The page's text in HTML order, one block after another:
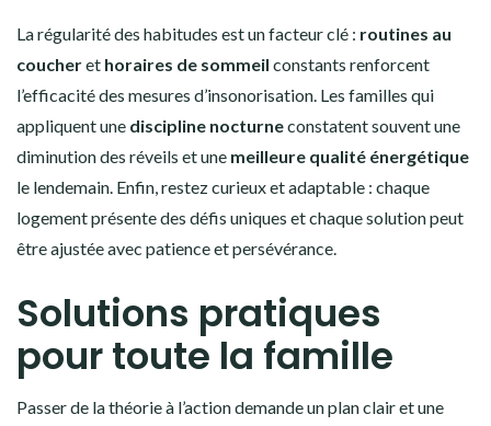
La régularité des habitudes est un facteur clé : routines au
coucheret horaires de sommeil constants renforcent
l’efficacité des mesures d’insonorisation. Les familles qui
appliquent une discipline nocturneconstatent souvent une
diminution des réveils et une meilleure qualité énergétique
le lendemain. Enfin, restez curieux et adaptable : chaque
logement présente des défis uniques et chaque solution peut
être ajustée avec patience et persévérance.
Solutions pratiques
pour toute la famille
Passer de la théorie à l’action demande un plan clair et une